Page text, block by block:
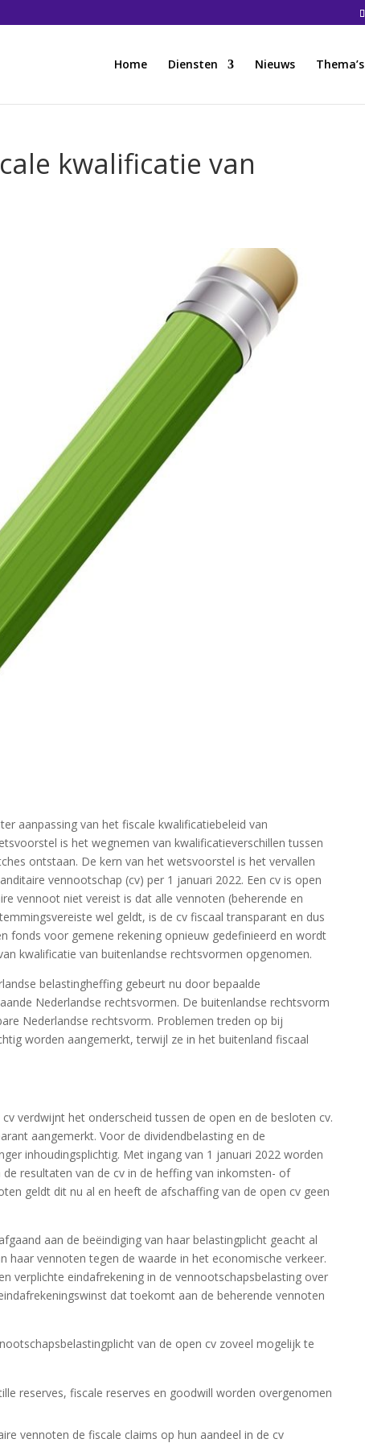
Home Diensten Nieuws Thema’s
kwalificatie van
aanpassing van het fiscale kwalificatiebeleid van
is het wegnemen van kwalificatieverschillen tussen
ontstaan. De kern van het wetsvoorstel is het vervallen
vennootschap (cv) per 1 januari 2022. Een cv is open
vennoot niet vereist is dat alle vennoten (beherende en
wel geldt, is de cv fiscaal transparant en dus
fonds voor gemene rekening opnieuw gedefinieerd en wordt
kwalificatie van buitenlandse rechtsvormen opgenomen.
belastingheffing gebeurt nu door bepaalde
Nederlandse rechtsvormen. De buitenlandse rechtsvorm
Nederlandse rechtsvorm. Problemen treden op bij
worden aangemerkt, terwijl ze in het buitenland fiscaal
verdwijnt het onderscheid tussen de open en de besloten cv.
aangemerkt. Voor de dividendbelasting en de
inhoudingsplichtig. Met ingang van 1 januari 2022 worden
resultaten van de cv in de heffing van inkomsten- of
geldt dit nu al en heeft de afschaffing van de open cv geen
aan de beëindiging van haar belastingplicht geacht al
haar vennoten tegen de waarde in het economische verkeer.
verplichte eindafrekening in de vennootschapsbelasting over
dat toekomt aan de beherende vennoten
van de open cv zoveel mogelijk te
reserves, fiscale reserves en goodwill worden overgenomen
vennoten de fiscale claims op hun aandeel in de cv